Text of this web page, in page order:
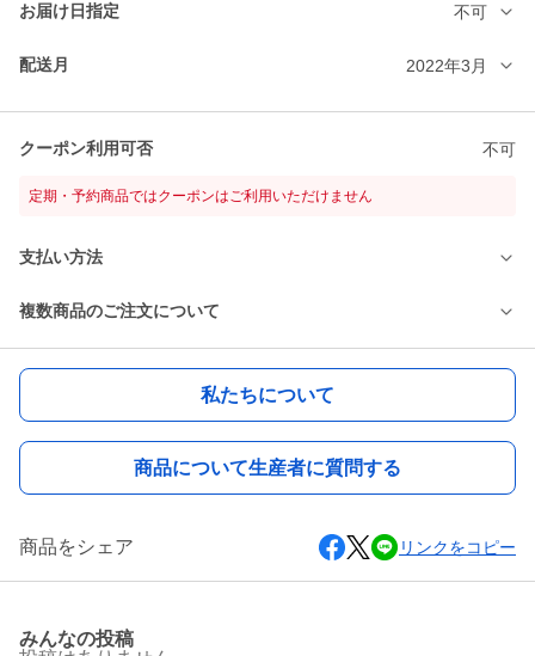
お届け日指定 不可
配送月 2022年3月
クーポン利用可否 不可
定期・予約商品ではクーポンはご利用いただけません
支払い方法
複数商品のご注文について
私たちについて
商品について生産者に質問する
商品をシェア リンクをコピー
みんなの投稿